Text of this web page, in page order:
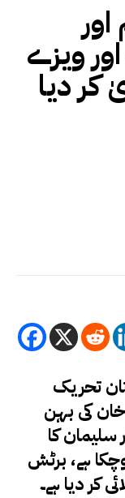
ویزے
کر دیا
تحریک
کی بہن
سلیمان کا
ہے، برٹش
کر دیا ہے۔